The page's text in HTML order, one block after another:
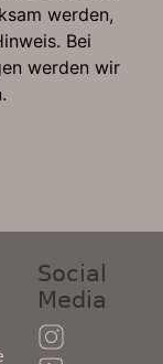
werden,
Bei
werden wir
Social
Media